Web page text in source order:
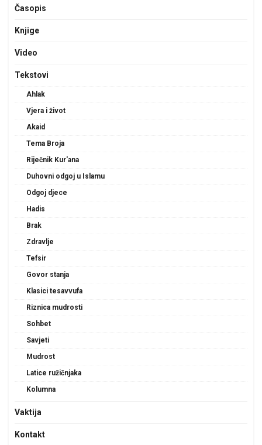
Časopis
Knjige
Video
Tekstovi
Ahlak
Vjera i život
Akaid
Tema Broja
Riječnik Kur'ana
Duhovni odgoj u Islamu
Odgoj djece
Hadis
Brak
Zdravlje
Tefsir
Govor stanja
Klasici tesavvufa
Riznica mudrosti
Sohbet
Savjeti
Mudrost
Latice ružičnjaka
Kolumna
Vaktija
Kontakt